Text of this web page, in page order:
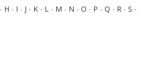
- H - I - J - K - L - M - N - O - P - Q - R - S -